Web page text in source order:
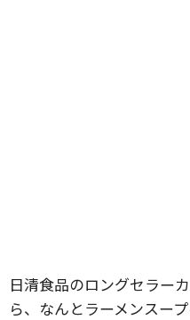
日清食品のロングセラー
ら、なんとラーメンスープ